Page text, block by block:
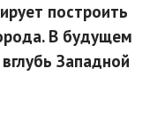
построить
В будущем
Западной